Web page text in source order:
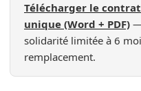
Télécharger le
unique (Word + PDF)
solidarité limitée à 6
remplacement.